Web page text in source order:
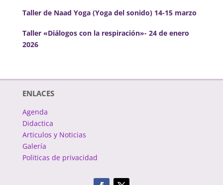
Taller de Naad Yoga (Yoga del sonido) 14-15 marzo
Taller «Diálogos con la respiración»- 24 de enero
2026
ENLACES
Agenda
Didactica
Articulos y Noticias
Galería
Politicas de privacidad